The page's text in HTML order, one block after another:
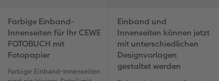
Farbige Einband-
Innenseiten für Ihr CEWE
FOTOBUCH mit
Fotopapier
Farbige Einband-Innenseiten
Einband und
Innenseiten können jetzt
mit unterschiedlichen
Designvorlagen
gestaltet werden